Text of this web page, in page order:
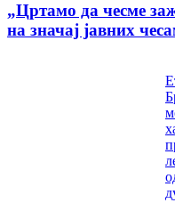
„Цртамо да чесме
на значај јавних